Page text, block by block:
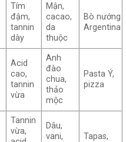
Tím
đậm,
tannin
dày
Mận,
cacao,
da
thuộc
Bò nướng
Argentina
Acid
cao,
tannin
vừa
Anh
đào
chua,
thảo
mộc
Pasta Ý,
pizza
Tannin
vừa,
Dâu,
vani,
Tapas,